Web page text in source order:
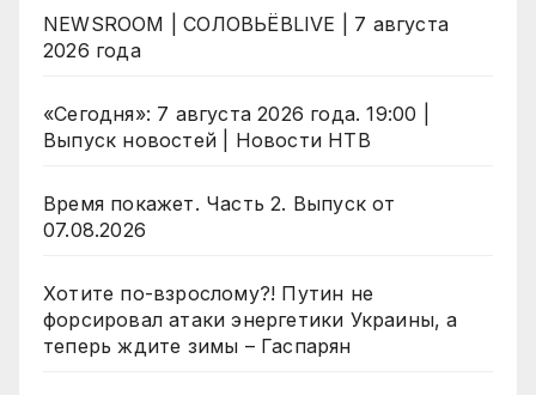
NEWSROOM | СОЛОВЬЁВLIVE | 7 августа
2026 года
«Сегодня»: 7 августа 2026 года. 19:00 |
Выпуск новостей | Новости НТВ
Время покажет. Часть 2. Выпуск от
07.08.2026
Хотите по-взрослому?! Путин не
форсировал атаки энергетики Украины, а
теперь ждите зимы – Гаспарян